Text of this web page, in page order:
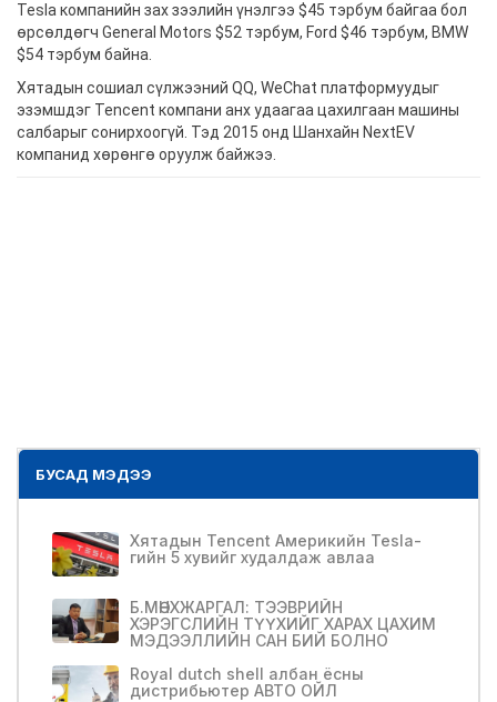
Tesla компанийн зах зээлийн үнэлгээ $45 тэрбум байгаа бол
өрсөлдөгч General Motors $52 тэрбум, Ford $46 тэрбум, BMW
$54 тэрбум байна.
Хятадын сошиал сүлжээний QQ, WeChat платформуудыг
эзэмшдэг Tencent компани анх удаагаа цахилгаан машины
салбарыг сонирхоогүй. Тэд 2015 онд Шанхайн NextEV
компанид хөрөнгө оруулж байжээ.
БУСАД МЭДЭЭ
Хятадын Tencent Америкийн Tesla-
гийн 5 хувийг худалдаж авлаа
Б.МӨНХЖАРГАЛ: ТЭЭВРИЙН
ХЭРЭГСЛИЙН ТҮҮХИЙГ ХАРАХ ЦАХИМ
МЭДЭЭЛЛИЙН САН БИЙ БОЛНО
Royal dutch shell албан ёсны
дистрибьютер АВТО ОЙЛ